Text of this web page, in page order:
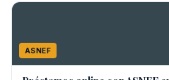
ASNEF